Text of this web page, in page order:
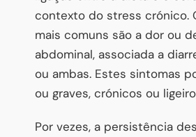
contexto do stress crónico.
mais comuns são a dor ou
abdominal, associada a
ou ambas. Estes sintomas
ou graves, crónicos ou
Por vezes, a persistência